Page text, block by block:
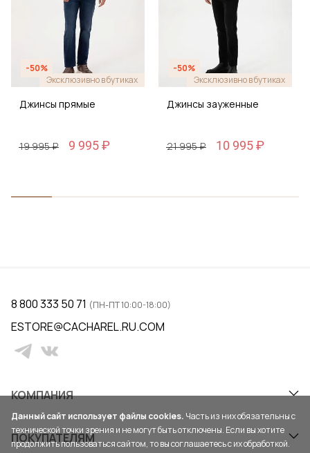
-50%
Эксклюзивно в бутиках
Джинсы прямые
19 995 ₽ 9 995 ₽
-50%
Эксклюзивно в бутиках
Джинсы зауженные
21 995 ₽ 10 995 ₽
КОМПАНИЯ
ПОКУПАТЕЛЯМ
8 800 333 50 71 (ПН-ПТ 10:00-18:00)
ESTORE@CACHAREL.RU.COM
Данный сайт использует файлы cookies. Часть из них обязательны с
технической точки зрения и не могут быть отключены. Если вы хотите
продолжить пользоваться сайтом, то вы соглашаетесь с их обработкой.